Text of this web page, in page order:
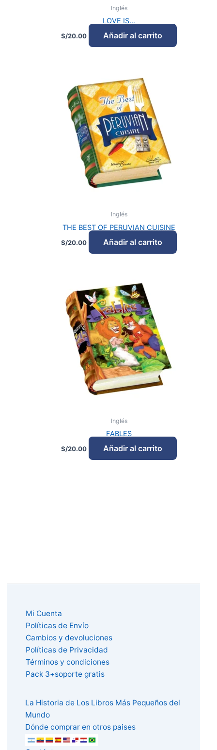
Inglés
LOVE IS…
S/20.00 Añadir al carrito
Inglés
THE BEST OF PERUVIAN CUISINE
S/20.00 Añadir al carrito
Inglés
FABLES
S/20.00 Añadir al carrito
Mi Cuenta
Políticas de Envío
Cambios y devoluciones
Políticas de Privacidad
Términos y condiciones
Pack 3+soporte gratis
La Historia de Los Libros Más Pequeños del
Mundo
Dónde comprar en otros paises